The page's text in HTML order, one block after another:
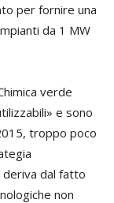
per fornire una
da 1 MW
verde
e sono
troppo poco
deriva dal fatto
non